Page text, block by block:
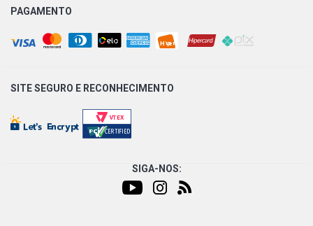
PAGAMENTO
SITE SEGURO E RECONHECIMENTO
SIGA-NOS: